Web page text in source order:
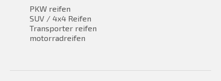
PKW reifen
SUV / 4x4 Reifen
Transporter reifen
motorradreifen